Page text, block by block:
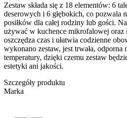
Zestaw składa się z 18 elementów: 6
deserowych i 6 głębokich, co pozwala
posiłków dla całej rodziny lub gości.
używać w kuchence mikrofalowej oraz
oszczędza czas i ułatwia codzienne
wykonano zestaw, jest trwała, odporna
temperatury, dzięki czemu zestaw
estetyki ani jakości.
Szczegóły produktu
Marka